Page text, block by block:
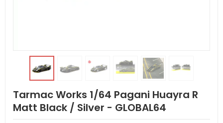
Tarmac Works 1/64 Pagani Huayra R
Matt Black / Silver - GLOBAL64